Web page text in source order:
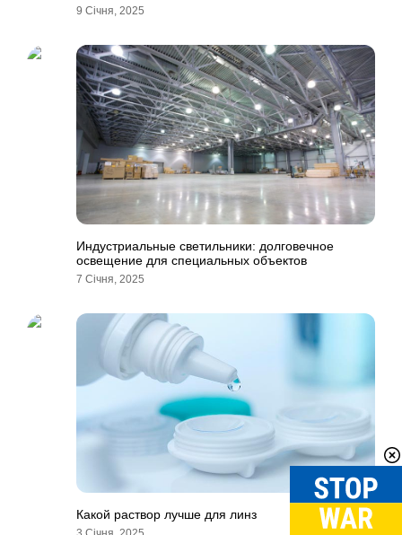
9 Січня, 2025
Индустриальные светильники: долговечное
освещение для специальных объектов
7 Січня, 2025
Какой раствор лучше для линз